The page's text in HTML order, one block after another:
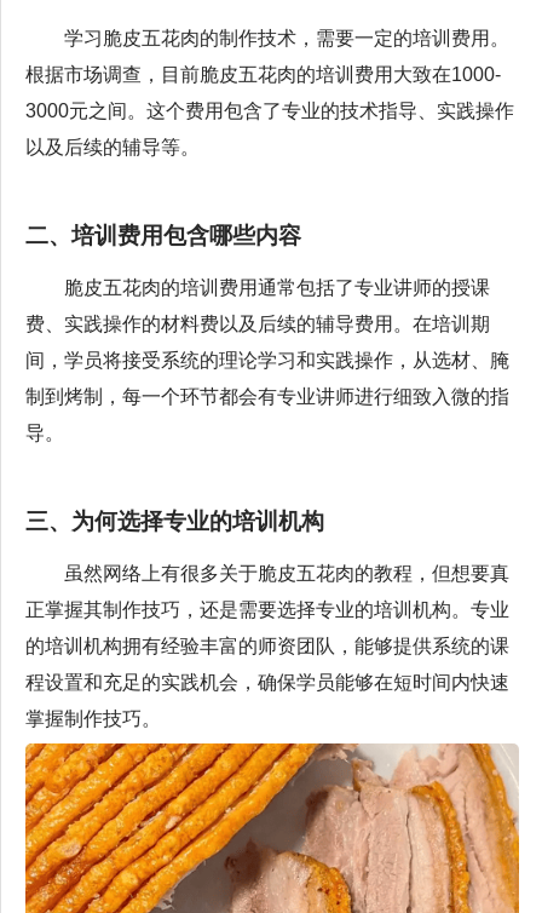
学习脆皮五花肉的制作技术，需要一定的培训费用。
根据市场调查，目前脆皮五花肉的培训费用大致在1000-
3000元之间。这个费用包含了专业的技术指导、实践操作
以及后续的辅导等。
二、培训费用包含哪些内容
脆皮五花肉的培训费用通常包括了专业讲师的授课
费、实践操作的材料费以及后续的辅导费用。在培训期
间，学员将接受系统的理论学习和实践操作，从选材、腌
制到烤制，每一个环节都会有专业讲师进行细致入微的指
导。
三、为何选择专业的培训机构
虽然网络上有很多关于脆皮五花肉的教程，但想要真
正掌握其制作技巧，还是需要选择专业的培训机构。专业
的培训机构拥有经验丰富的师资团队，能够提供系统的课
程设置和充足的实践机会，确保学员能够在短时间内快速
掌握制作技巧。